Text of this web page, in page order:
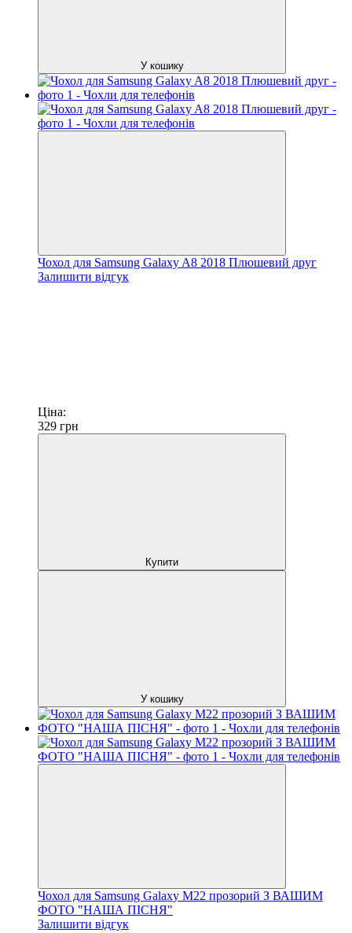
У кошику
Чохол для Samsung Galaxy A8 2018 Плюшевий друг
Залишити відгук
Ціна:
329 грн
Купити
У кошику
Чохол для Samsung Galaxy M22 прозорий З ВАШИМ
ФОТО "НАША ПІСНЯ"
Залишити відгук